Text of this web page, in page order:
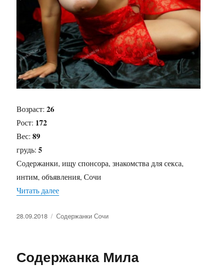
Возраст:26
Рост: 172
Вес:89
грудь:5
Содержанки, ищу спонсора, знакомства для секса,
интим, объявления, Сочи
Читать далее
Опубликовано
28.09.2018 Рубрики
Содержанки Сочи
Содержанка Мила